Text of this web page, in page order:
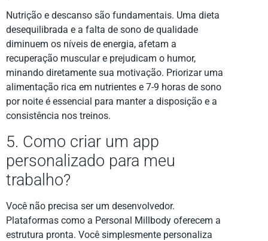
Nutrição e descanso são fundamentais. Uma dieta
desequilibrada e a falta de sono de qualidade
diminuem os níveis de energia, afetam a
recuperação muscular e prejudicam o humor,
minando diretamente sua motivação. Priorizar uma
alimentação rica em nutrientes e 7-9 horas de sono
por noite é essencial para manter a disposição e a
consistência nos treinos.
5. Como criar um app
personalizado para meu
trabalho?
Você não precisa ser um desenvolvedor.
Plataformas como a Personal Millbody oferecem a
estrutura pronta. Você simplesmente personaliza